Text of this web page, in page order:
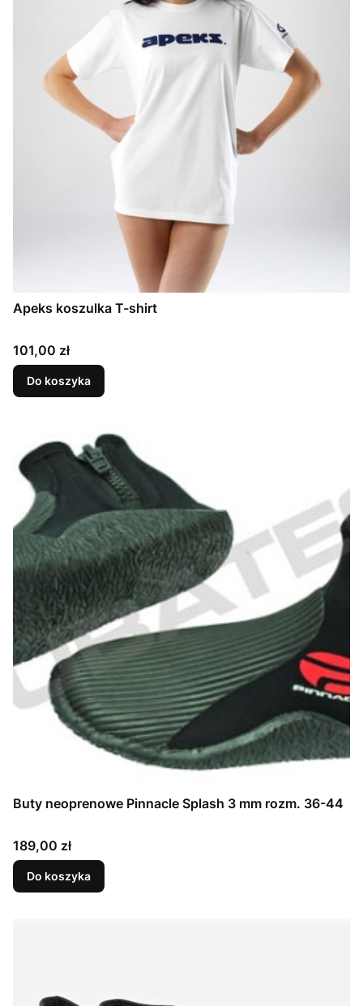
Apeks koszulka T-shirt
Cena
101,00 zł
Do koszyka
Buty neoprenowe Pinnacle Splash 3 mm rozm. 36-44
Cena
189,00 zł
Do koszyka